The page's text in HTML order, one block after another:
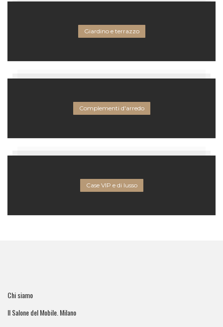
Giardino e terrazzo
Complementi d'arredo
Case VIP e di lusso
Chi siamo
Il Salone del Mobile. Milano